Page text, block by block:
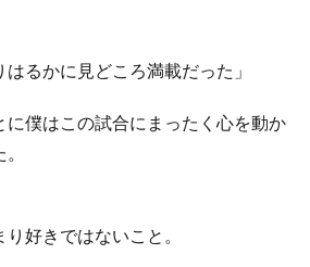
はるかに見どころ満載だった」
に僕はこの試合にまったく心を動か
好きではないこと。